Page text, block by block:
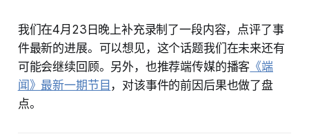
我们在4月23日晚上补充录制了一段内容，点评了事
件最新的进展。可以想见，这个话题我们在未来还有
可能会继续回顾。另外，也推荐端传媒的播客 《端
闻》最新一期节目 ，对该事件的前因后果也做了盘
点。